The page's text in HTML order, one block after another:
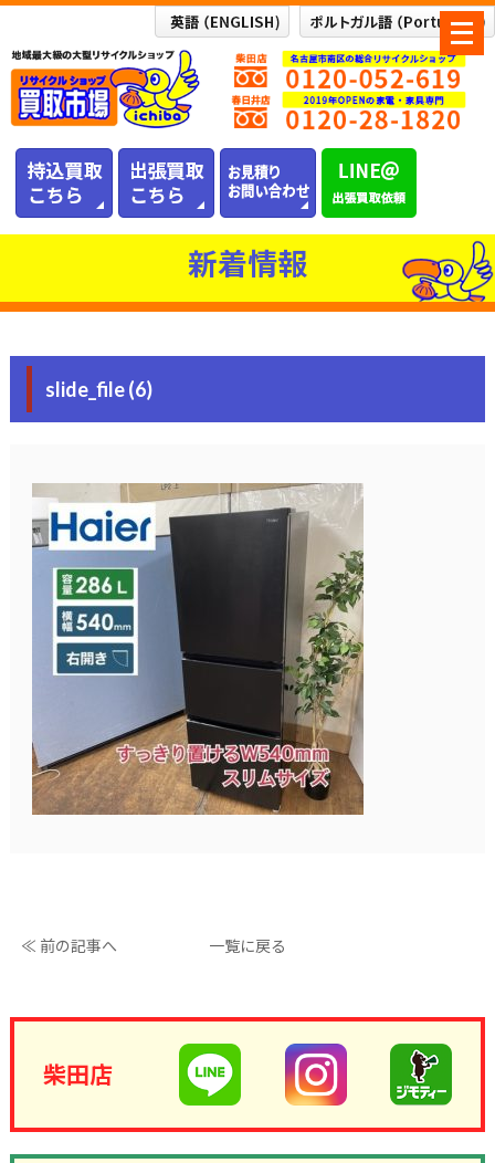
メ
ニ
ュ
ー
新着情報
slide_file (6)
≪ 前の記事へ 一覧に戻る
柴田店